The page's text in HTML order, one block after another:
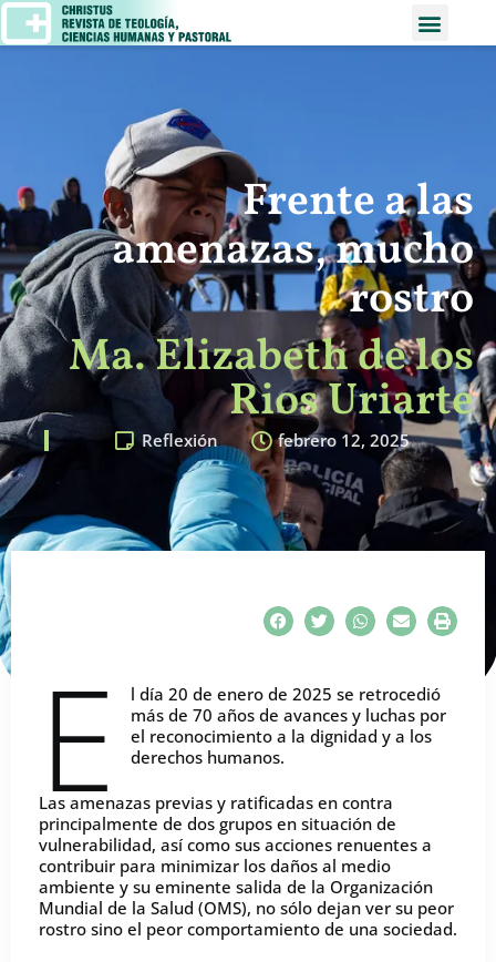
Frente a las
amenazas, mucho
rostro
Ma. Elizabeth de los
Rios Uriarte
Reflexión febrero 12, 2025
E
l día 20 de enero de 2025 se retrocedió
más de 70 años de avances y luchas por
el reconocimiento a la dignidad y a los
derechos humanos.
Las amenazas previas y ratificadas en contra
principalmente de dos grupos en situación de
vulnerabilidad, así como sus acciones renuentes a
contribuir para minimizar los daños al medio
ambiente y su eminente salida de la Organización
Mundial de la Salud (OMS), no sólo dejan ver su peor
rostro sino el peor comportamiento de una sociedad.